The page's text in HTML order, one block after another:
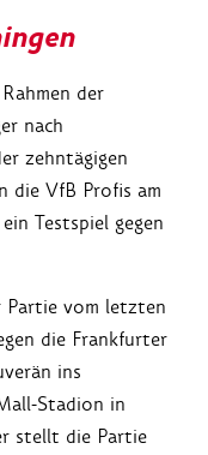
der
nach
zehntägigen
die VfB Profis am
Testspiel gegen
Partie vom letzten
die Frankfurter
ins
Stadion in
stellt die Partie